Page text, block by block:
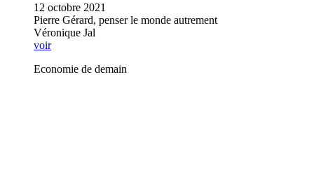
12 octobre 2021
Pierre Gérard, penser le monde autrement
Véronique Jal
voir
Economie de demain